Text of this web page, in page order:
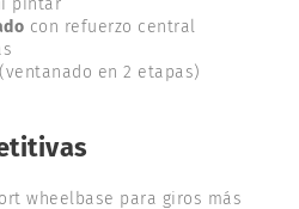
pintar
con refuerzo central
(ventanado en 2 etapas)
wheelbase para giros más